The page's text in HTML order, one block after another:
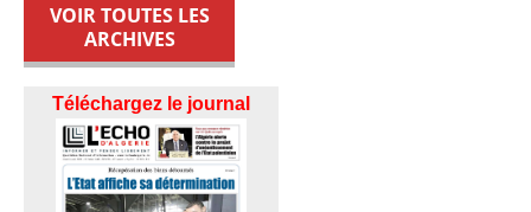
VOIR TOUTES LES
ARCHIVES